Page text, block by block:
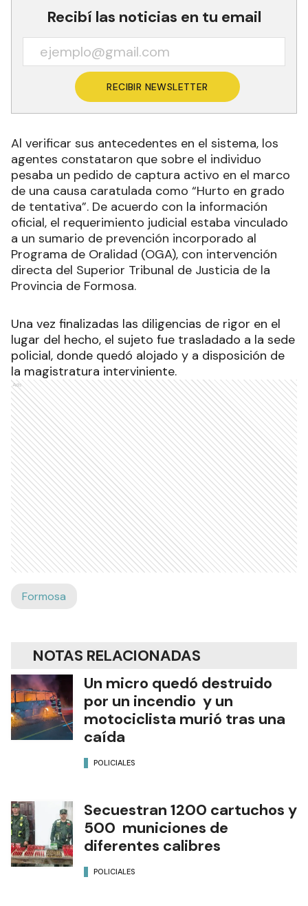
Recibí las noticias en tu email
RECIBIR NEWSLETTER
Al verificar sus antecedentes en el sistema, los
agentes constataron que sobre el individuo
pesaba un pedido de captura activo en el marco
de una causa caratulada como “Hurto en grado
de tentativa”. De acuerdo con la información
oficial, el requerimiento judicial estaba vinculado
a un sumario de prevención incorporado al
Programa de Oralidad (OGA), con intervención
directa del Superior Tribunal de Justicia de la
Provincia de Formosa.
Una vez finalizadas las diligencias de rigor en el
lugar del hecho, el sujeto fue trasladado a la sede
policial, donde quedó alojado y a disposición de
la magistratura interviniente.
Ads
Formosa
NOTAS RELACIONADAS
Un micro quedó destruido
por un incendio y un
motociclista murió tras una
caída
POLICIALES
Secuestran 1200 cartuchos y
500 municiones de
diferentes calibres
POLICIALES